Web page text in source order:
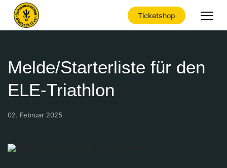
Ticketshop
Melde/Starterliste für den
ELE-Triathlon
02. Februar 2025